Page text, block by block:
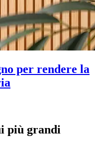
per rendere la
più grandi